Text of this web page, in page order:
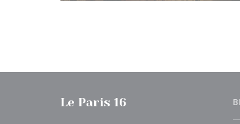
Le Paris 16